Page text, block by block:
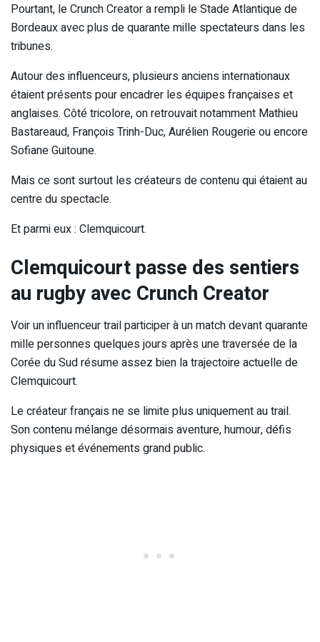
Pourtant, le Crunch Creator a rempli le Stade Atlantique de
Bordeaux avec plus de quarante mille spectateurs dans les
tribunes.
Autour des influenceurs, plusieurs anciens internationaux
étaient présents pour encadrer les équipes françaises et
anglaises. Côté tricolore, on retrouvait notamment Mathieu
Bastareaud, François Trinh-Duc, Aurélien Rougerie ou encore
Sofiane Guitoune.
Mais ce sont surtout les créateurs de contenu qui étaient au
centre du spectacle.
Et parmi eux : Clemquicourt.
Clemquicourt passe des sentiers
au rugby avec Crunch Creator
Voir un influenceur trail participer à un match devant quarante
mille personnes quelques jours après une traversée de la
Corée du Sud résume assez bien la trajectoire actuelle de
Clemquicourt.
Le créateur français ne se limite plus uniquement au trail.
Son contenu mélange désormais aventure, humour, défis
physiques et événements grand public.